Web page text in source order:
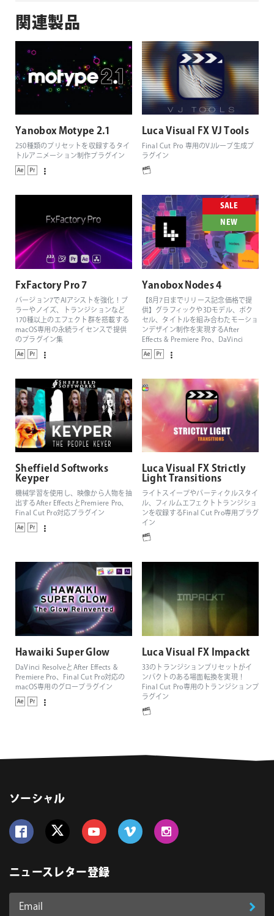
関連製品
Yanobox Motype 2.1
250種類のプリセットを収録するタイ
トルアニメーション制作プラグイン
Luca Visual FX VJ Tools
Final Cut Pro 専用のVJループ生成プ
ラグイン
FxFactory Pro 7
バージョン7でAIアシストを強化！ブ
ラーやノイズ、トランジションなど
170種以上のエフェクト群を搭載する
macOS専用の永続ライセンスで提供
のプラグイン集
SALE
NEW
Yanobox Nodes 4
【8月7日までリリース記念価格で提
供】グラフィックや3Dモデル、ボク
セル、タイトルを組み合わたモーショ
ンデザイン制作を実現するAfter
Effects & Premiere Pro、DaVinci
Resolve、Final Cut Pro対応の3Dパー
ティクルジェネレーター
Sheffield Softworks
Keyper
機械学習を使用し、映像から人物を抽
出するAfter EffectsとPremiere Pro、
Final Cut Pro対応プラグイン
Luca Visual FX Strictly
Light Transitions
ライトスイープやパーティクルスタイ
ル、フィルムエフェクトトランジショ
ンを収録するFinal Cut Pro専用プラグ
イン
Hawaiki Super Glow
DaVinci ResolveとAfter Effects &
Premiere Pro、Final Cut Pro対応の
macOS専用のグロープラグイン
Luca Visual FX Impackt
33のトランジションプリセットがイ
ンパクトのある場面転換を実現！
Final Cut Pro専用のトランジションプ
ラグイン
ソーシャル
ニュースレター登録
Email
登